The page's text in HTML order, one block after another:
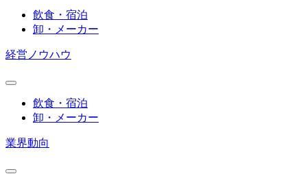
飲食・宿泊
卸・メーカー
経営ノウハウ
飲食・宿泊
卸・メーカー
業界動向